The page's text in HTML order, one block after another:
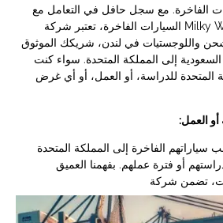
الفاخرة. مع سجل حافل في التعامل مع
السيارات الفاخرة، تعتبر شركة Milky Way Logistics Ltd.، وهي
واللوجستيات في لندن، شريكك الموثوق
إلى المملكة المتحدة. سواء كنت
المتحدة للدراسة، أو العمل، أو أي غرض
أو العمل
سياراتهم الفاخرة إلى المملكة المتحدة
أو فترة عملهم. بفهمنا العميق
تضمن شركة